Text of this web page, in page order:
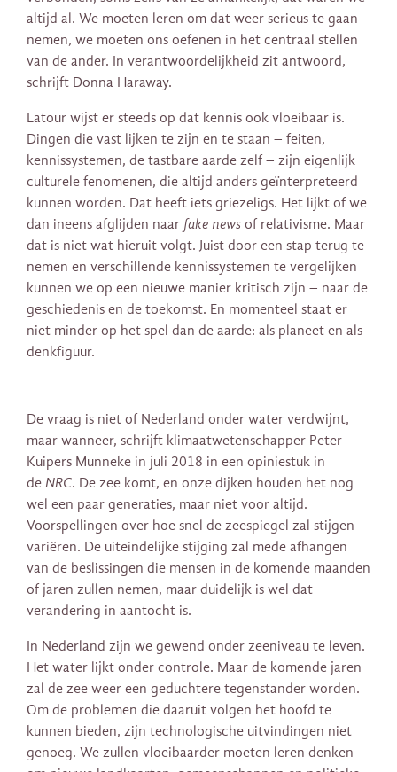
altijd al. We moeten leren om dat weer serieus te gaan
nemen, we moeten ons oefenen in het centraal stellen
van de ander. In verantwoordelijkheid zit antwoord,
schrijft Donna Haraway.
Latour wijst er steeds op dat kennis ook vloeibaar is.
Dingen die vast lijken te zijn en te staan – feiten,
kennissystemen, de tastbare aarde zelf – zijn eigenlijk
culturele fenomenen, die altijd anders geïnterpreteerd
kunnen worden. Dat heeft iets griezeligs. Het lijkt of we
dan ineens afglijden naar fake news of relativisme. Maar
dat is niet wat hieruit volgt. Juist door een stap terug te
nemen en verschillende kennissystemen te vergelijken
kunnen we op een nieuwe manier kritisch zijn – naar de
geschiedenis en de toekomst. En momenteel staat er
niet minder op het spel dan de aarde: als planeet en als
denkfiguur.
—————
De vraag is niet of Nederland onder water verdwijnt,
maar wanneer, schrijft klimaatwetenschapper Peter
Kuipers Munneke in juli 2018 in een opiniestuk in
de NRC. De zee komt, en onze dijken houden het nog
wel een paar generaties, maar niet voor altijd.
Voorspellingen over hoe snel de zeespiegel zal stijgen
variëren. De uiteindelijke stijging zal mede afhangen
van de beslissingen die mensen in de komende maanden
of jaren zullen nemen, maar duidelijk is wel dat
verandering in aantocht is.
In Nederland zijn we gewend onder zeeniveau te leven.
Het water lijkt onder controle. Maar de komende jaren
zal de zee weer een geduchtere tegenstander worden.
Om de problemen die daaruit volgen het hoofd te
kunnen bieden, zijn technologische uitvindingen niet
genoeg. We zullen vloeibaarder moeten leren denken